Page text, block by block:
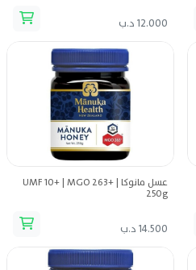
12.000 د.ب
عسل مانوكا UMF 10+ | MGO 263+ |
250g
14.500 د.ب